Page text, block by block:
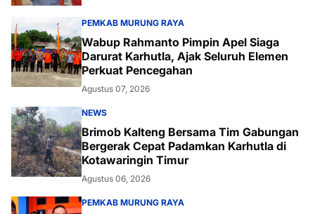
PEMKAB MURUNG RAYA
Wabup Rahmanto Pimpin Apel Siaga
Darurat Karhutla, Ajak Seluruh Elemen
Perkuat Pencegahan
Agustus 07, 2026
NEWS
Brimob Kalteng Bersama Tim Gabungan
Bergerak Cepat Padamkan Karhutla di
Kotawaringin Timur
Agustus 06, 2026
PEMKAB MURUNG RAYA